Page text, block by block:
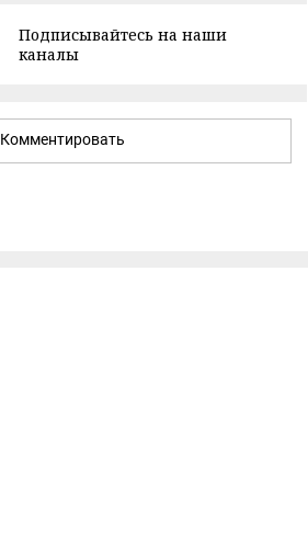
Подписывайтесь на наши
каналы
Комментировать